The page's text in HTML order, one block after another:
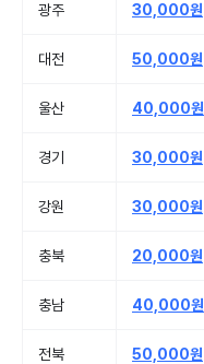
광주 30,000원
대전 50,000원
울산 40,000원
경기 30,000원
강원 30,000원
충북 20,000원
충남 40,000원
전북 50,000원